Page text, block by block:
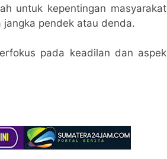
untuk kepentingan masyarakat
pendek atau denda.
pada keadilan dan aspek